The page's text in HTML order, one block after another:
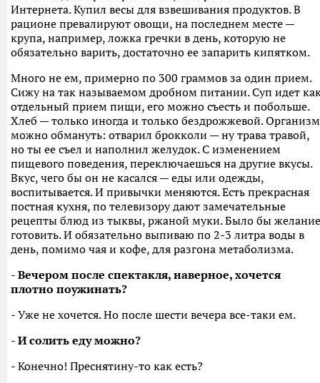
Интернета. Купил весы для взвешивания продуктов. В
рационе превалируют овощи, на последнем месте —
крупа, например, ложка гречки в день, которую не
обязательно варить, достаточно ее запарить кипятком.
Много не ем, примерно по 300 граммов за один прием.
Сижу на так называемом дробном питании. Суп идет
отдельный прием пищи, его можно съесть и побольше.
Хлеб — только иногда и только бездрожжевой. Организм
можно обмануть: отварил брокколи — ну трава травой,
но ты ее съел и наполнил желудок. С изменением
пищевого поведения, переключаешься на другие вкусы.
Вкус, чего бы он не касался — еды или одежды,
воспитывается. И привычки меняются. Есть прекрасная
постная кухня, по телевизору дают замечательные
рецепты блюд из тыквы, ржаной муки. Было бы желание
готовить. И обязательно выпиваю по 2-3 литра воды в
день, помимо чая и кофе, для разгона метаболизма.
- Вечером после спектакля, наверное, хочется
плотно поужинать?
- Уже не хочется. Но после шести вечера все-таки ем.
- И солить еду можно?
- Конечно! Преснятину-то как есть?